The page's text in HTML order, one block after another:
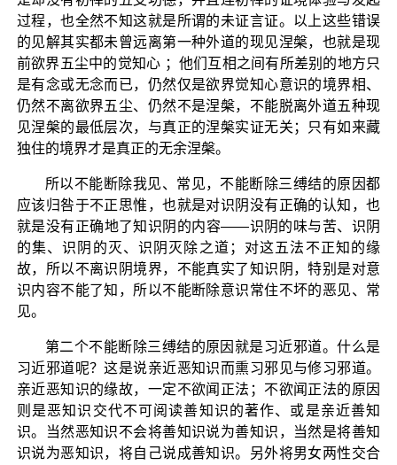
过程，也全然不知这就是所谓的未证言证。以上这些错误
的见解其实都未曾远离第一种外道的现见涅槃，也就是现
前欲界五尘中的觉知心 ；他们互相之间有所差别的地方只
是有念或无念而已，仍然仅是欲界觉知心意识的境界相、
仍然不离欲界五尘、仍然不是涅槃，不能脱离外道五种现
见涅槃的最低层次，与真正的涅槃实证无关；只有如来藏
独住的境界才是真正的无余涅槃。
所以不能断除我见、常见，不能断除三缚结的原因都
应该归咎于不正思惟，也就是对识阴没有正确的认知，也
就是没有正确地了知识阴的内容——识阴的味与苦、识阴
的集、识阴的灭、识阴灭除之道；对这五法不正知的缘
故，所以不离识阴境界，不能真实了知识阴，特别是对意
识内容不能了知，所以不能断除意识常住不坏的恶见、常
见。
第二个不能断除三缚结的原因就是习近邪道。什么是
习近邪道呢？这是说亲近恶知识而熏习邪见与修习邪道。
亲近恶知识的缘故，一定不欲闻正法；不欲闻正法的原因
则是恶知识交代不可阅读善知识的著作、或是亲近善知
识。当然恶知识不会将善知识说为善知识，当然是将善知
识说为恶知识，将自己说成善知识。另外将男女两性交合